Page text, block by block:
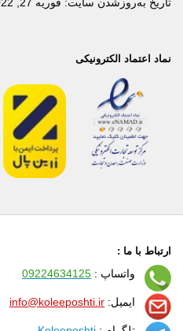
نماد اعتماد الکترونیکی
ارتباط با ما :
واتساپ : 09224634125
ایمیل: info@koleeposhti.ir